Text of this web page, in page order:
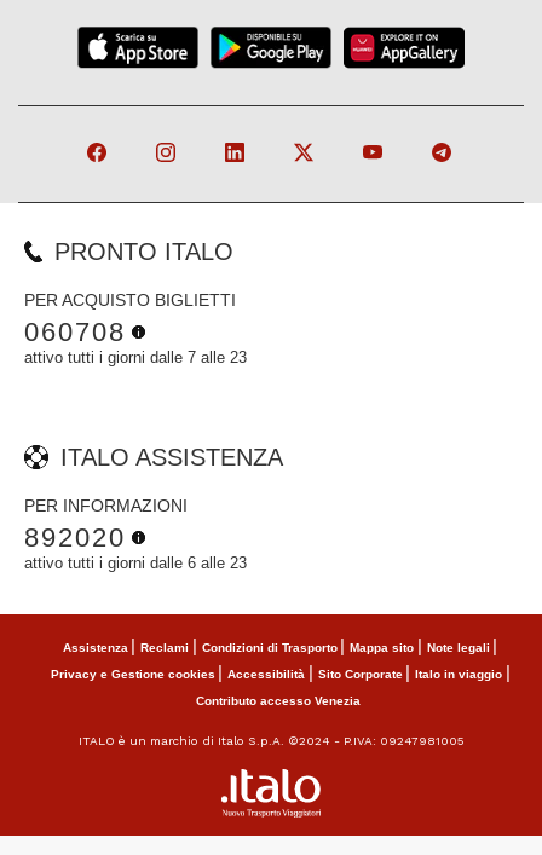
PRONTO ITALO
PER ACQUISTO BIGLIETTI
060708
attivo tutti i giorni dalle 7 alle 23
ITALO ASSISTENZA
PER INFORMAZIONI
892020
attivo tutti i giorni dalle 6 alle 23
Assistenza Reclami Condizioni di Trasporto Mappa sito
Note legali
Privacy e Gestione cookies
Accessibilità Sito Corporate
Italo in viaggio
Contributo accesso Venezia
ITALO è un marchio di Italo S.p.A. ©2024 - P.IVA: 09247981005